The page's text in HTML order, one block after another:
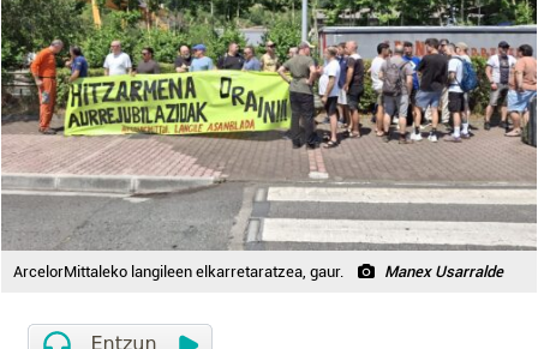
ArcelorMittaleko langileen elkarretaratzea, gaur. Manex Usarralde